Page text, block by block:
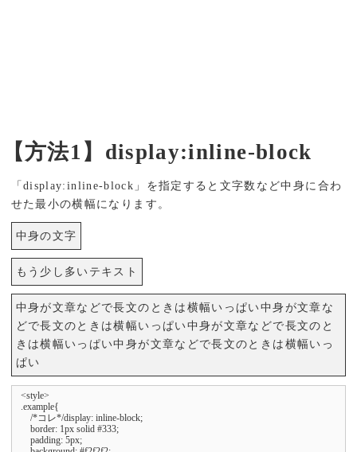
【方法1】display:inline-block
「display:inline-block」を指定すると文字数など中身に合わ
せた最小の横幅になります。
中身の文字
もう少し多いテキスト
中身が文章などで長文のときは横幅いっぱい中身が文章な
どで長文のときは横幅いっぱい中身が文章などで長文のと
きは横幅いっぱい中身が文章などで長文のときは横幅いっ
ぱい
<style>
.example{
    /*コレ*/display: inline-block;
    border: 1px solid #333;
    padding: 5px;